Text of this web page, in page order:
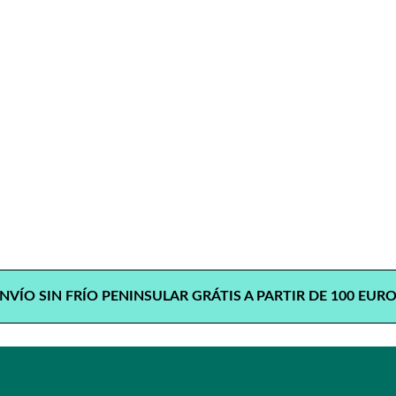
SIN FRÍO PENINSULAR GRÁTIS A PARTIR DE 100